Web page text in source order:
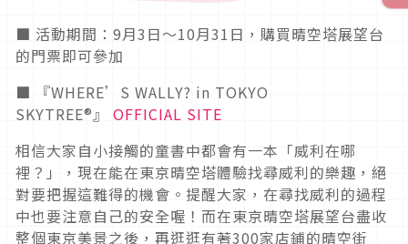
■ 活動期間：9月3日～10月31日，購買晴空塔展望台
的門票即可參加
■ 『WHERE’S WALLY? in TOKYO
SKYTREE®』 OFFICIAL SITE
相信大家自小接觸的童書中都會有一本「威利在哪
裡？」，現在能在東京晴空塔體驗找尋威利的樂趣，絕
對要把握這難得的機會。提醒大家，在尋找威利的過程
中也要注意自己的安全喔！而在東京晴空塔展望台盡收
整個東京美景之後，再逛逛有著300家店鋪的晴空街